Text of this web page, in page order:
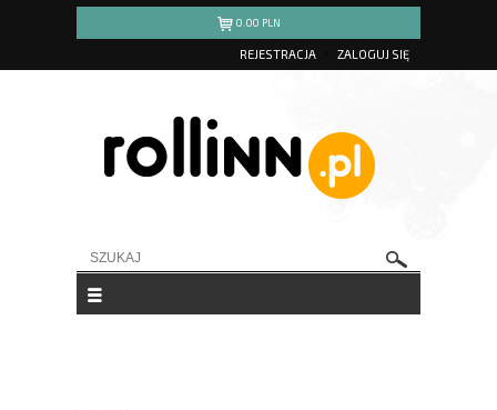
0.00 PLN
REJESTRACJA ZALOGUJ SIĘ